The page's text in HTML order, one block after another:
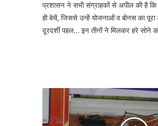
प्रशासन ने सभी संग्राहकों से अपील की है कि
ही बेचें, जिससे उन्हें योजनाओं व बोनस का
दूरदर्शी पहल… इन तीनों ने मिलकर हरे सोने